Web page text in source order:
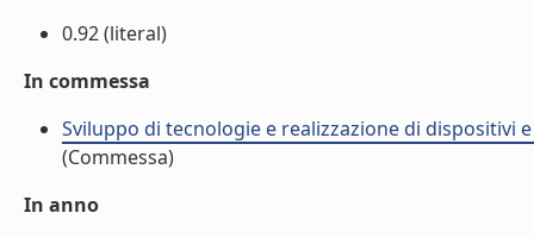
0.92 (literal)
In commessa
Sviluppo di tecnologie e realizzazione di dispositivi
(Commessa)
In anno